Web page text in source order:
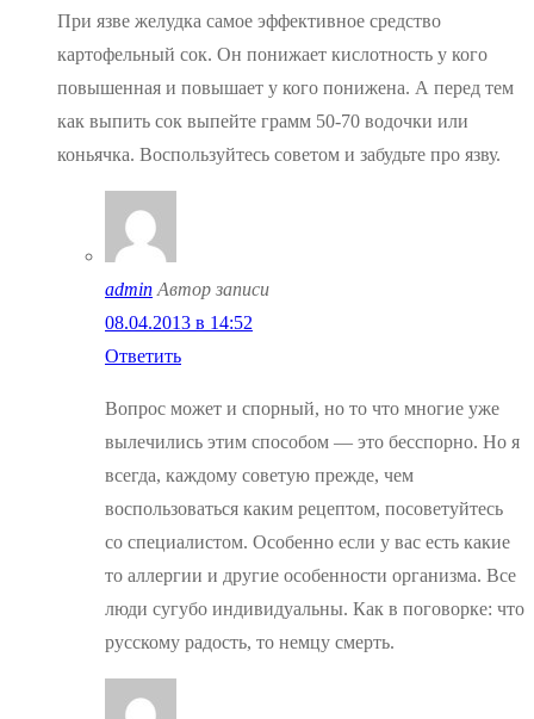
При язве желудка самое эффективное средство
картофельный сок. Он понижает кислотность у кого
повышенная и повышает у кого понижена. А перед тем
как выпить сок выпейте грамм 50-70 водочки или
коньячка. Воспользуйтесь советом и забудьте про язву.
admin Автор записи
08.04.2013 в 14:52
Ответить
Вопрос может и спорный, но то что многие уже
вылечились этим способом — это бесспорно. Но я
всегда, каждому советую прежде, чем
воспользоваться каким рецептом, посоветуйтесь
со специалистом. Особенно если у вас есть какие
то аллергии и другие особенности организма. Все
люди сугубо индивидуальны. Как в поговорке: что
русскому радость, то немцу смерть.